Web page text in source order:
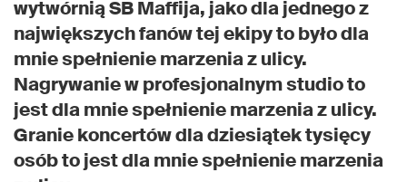
wytwórnią SB Maffija, jako dla jednego z
największych fanów tej ekipy to było dla
mnie spełnienie marzenia z ulicy.
Nagrywanie w profesjonalnym studio to
jest dla mnie spełnienie marzenia z ulicy.
Granie koncertów dla dziesiątek tysięcy
osób to jest dla mnie spełnienie marzenia